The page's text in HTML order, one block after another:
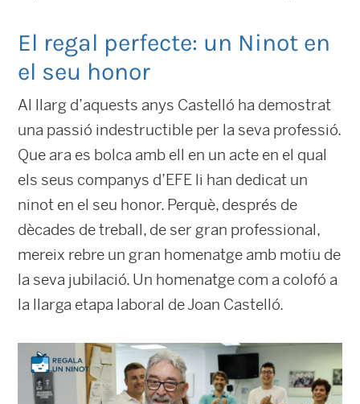
El regal perfecte: un Ninot en
el seu honor
Al llarg d’aquests anys Castelló ha demostrat
una passió indestructible per la seva professió.
Que ara es bolca amb ell en un acte en el qual
els seus companys d’EFE li han dedicat un
ninot en el seu honor. Perquè, després de
dècades de treball, de ser gran professional,
mereix rebre un gran homenatge amb motiu de
la seva jubilació. Un homenatge com a colofó a
la llarga etapa laboral de Joan Castelló.